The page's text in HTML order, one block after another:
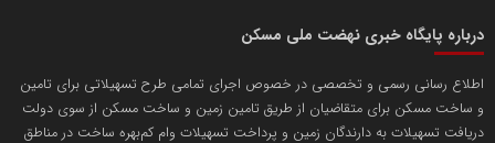
درباره پایگاه خبری نهضت ملی مسکن
اطلاع رسانی رسمی و تخصصی در خصوص اجرای تمامی طرح تسهیلاتی برای تامین
و ساخت مسکن برای متقاضیان از طریق تامین زمین و ساخت مسکن از سوی دولت
دریافت تسهیلات به دارندگان زمین و پرداخت تسهیلات وام کم‌بهره ساخت در مناطق